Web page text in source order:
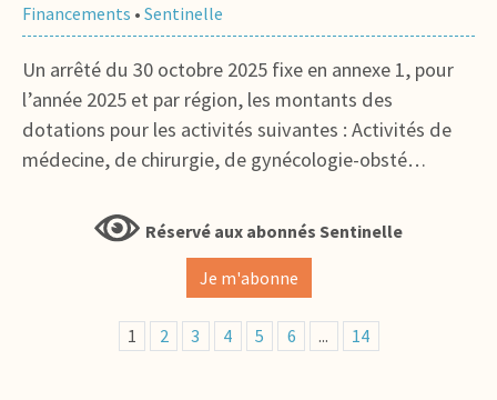
Financements • Sentinelle
Un arrêté du 30 octobre 2025 fixe en annexe 1, pour
l’année 2025 et par région, les montants des
dotations pour les activités suivantes : Activités de
médecine, de chirurgie, de gynécologie-obsté…
Réservé aux abonnés Sentinelle
Je m'abonne
1 2 3 4 5 6 ... 14